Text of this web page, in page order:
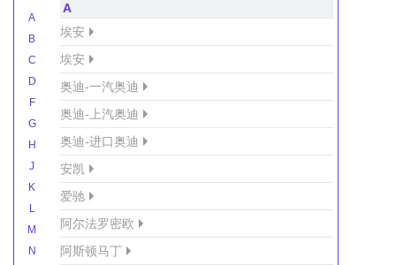
A
B
C
D
F
G
H
J
K
L
M
N
A
埃安
埃安
奥迪-一汽奥迪
奥迪-上汽奥迪
奥迪-进口奥迪
安凯
爱驰
阿尔法罗密欧
阿斯顿马丁